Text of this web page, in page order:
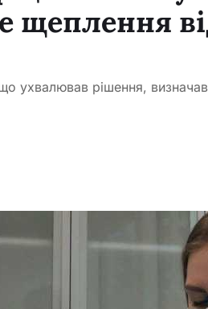
щеплення
ухвалював рішення, визначав